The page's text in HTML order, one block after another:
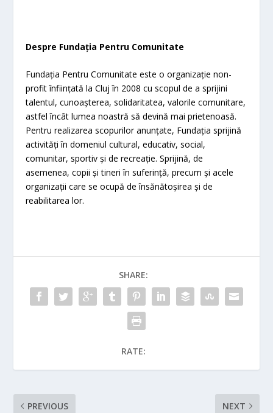
Despre Fundația Pentru Comunitate
Fundația Pentru Comunitate este o organizație non-
profit înființată la Cluj în 2008 cu scopul de a sprijini
talentul, cunoașterea, solidaritatea, valorile comunitare,
astfel încât lumea noastră să devină mai prietenoasă.
Pentru realizarea scopurilor anunțate, Fundația sprijină
activități în domeniul cultural, educativ, social,
comunitar, sportiv și de recreație. Sprijină, de
asemenea, copii și tineri în suferință, precum și acele
organizații care se ocupă de însănătoșirea și de
reabilitarea lor.
SHARE:
RATE:
PREVIOUS NEXT